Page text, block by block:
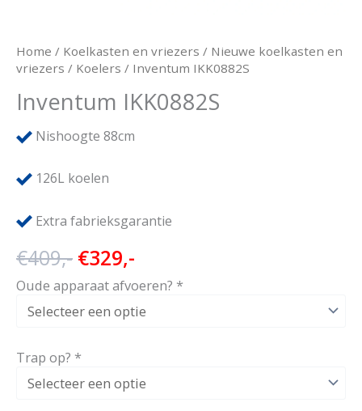
Home / Koelkasten en vriezers / Nieuwe koelkasten en
vriezers / Koelers / Inventum IKK0882S
Inventum IKK0882S
Nishoogte 88cm
126L koelen
Extra fabrieksgarantie
€409,- Oorspronkelijke
prijs
was:
€329,-
prijs
is:
Oude apparaat afvoeren? *
Trap op? *